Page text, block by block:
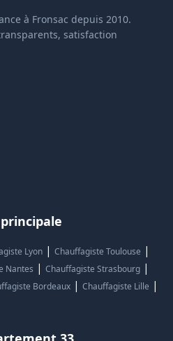
à Fronsac depuis 2010.
satisfaction
Lyon| Chauffagiste Toulouse |
Nantes | Chauffagiste Strasbourg|
Bordeaux| Chauffagiste Lille |